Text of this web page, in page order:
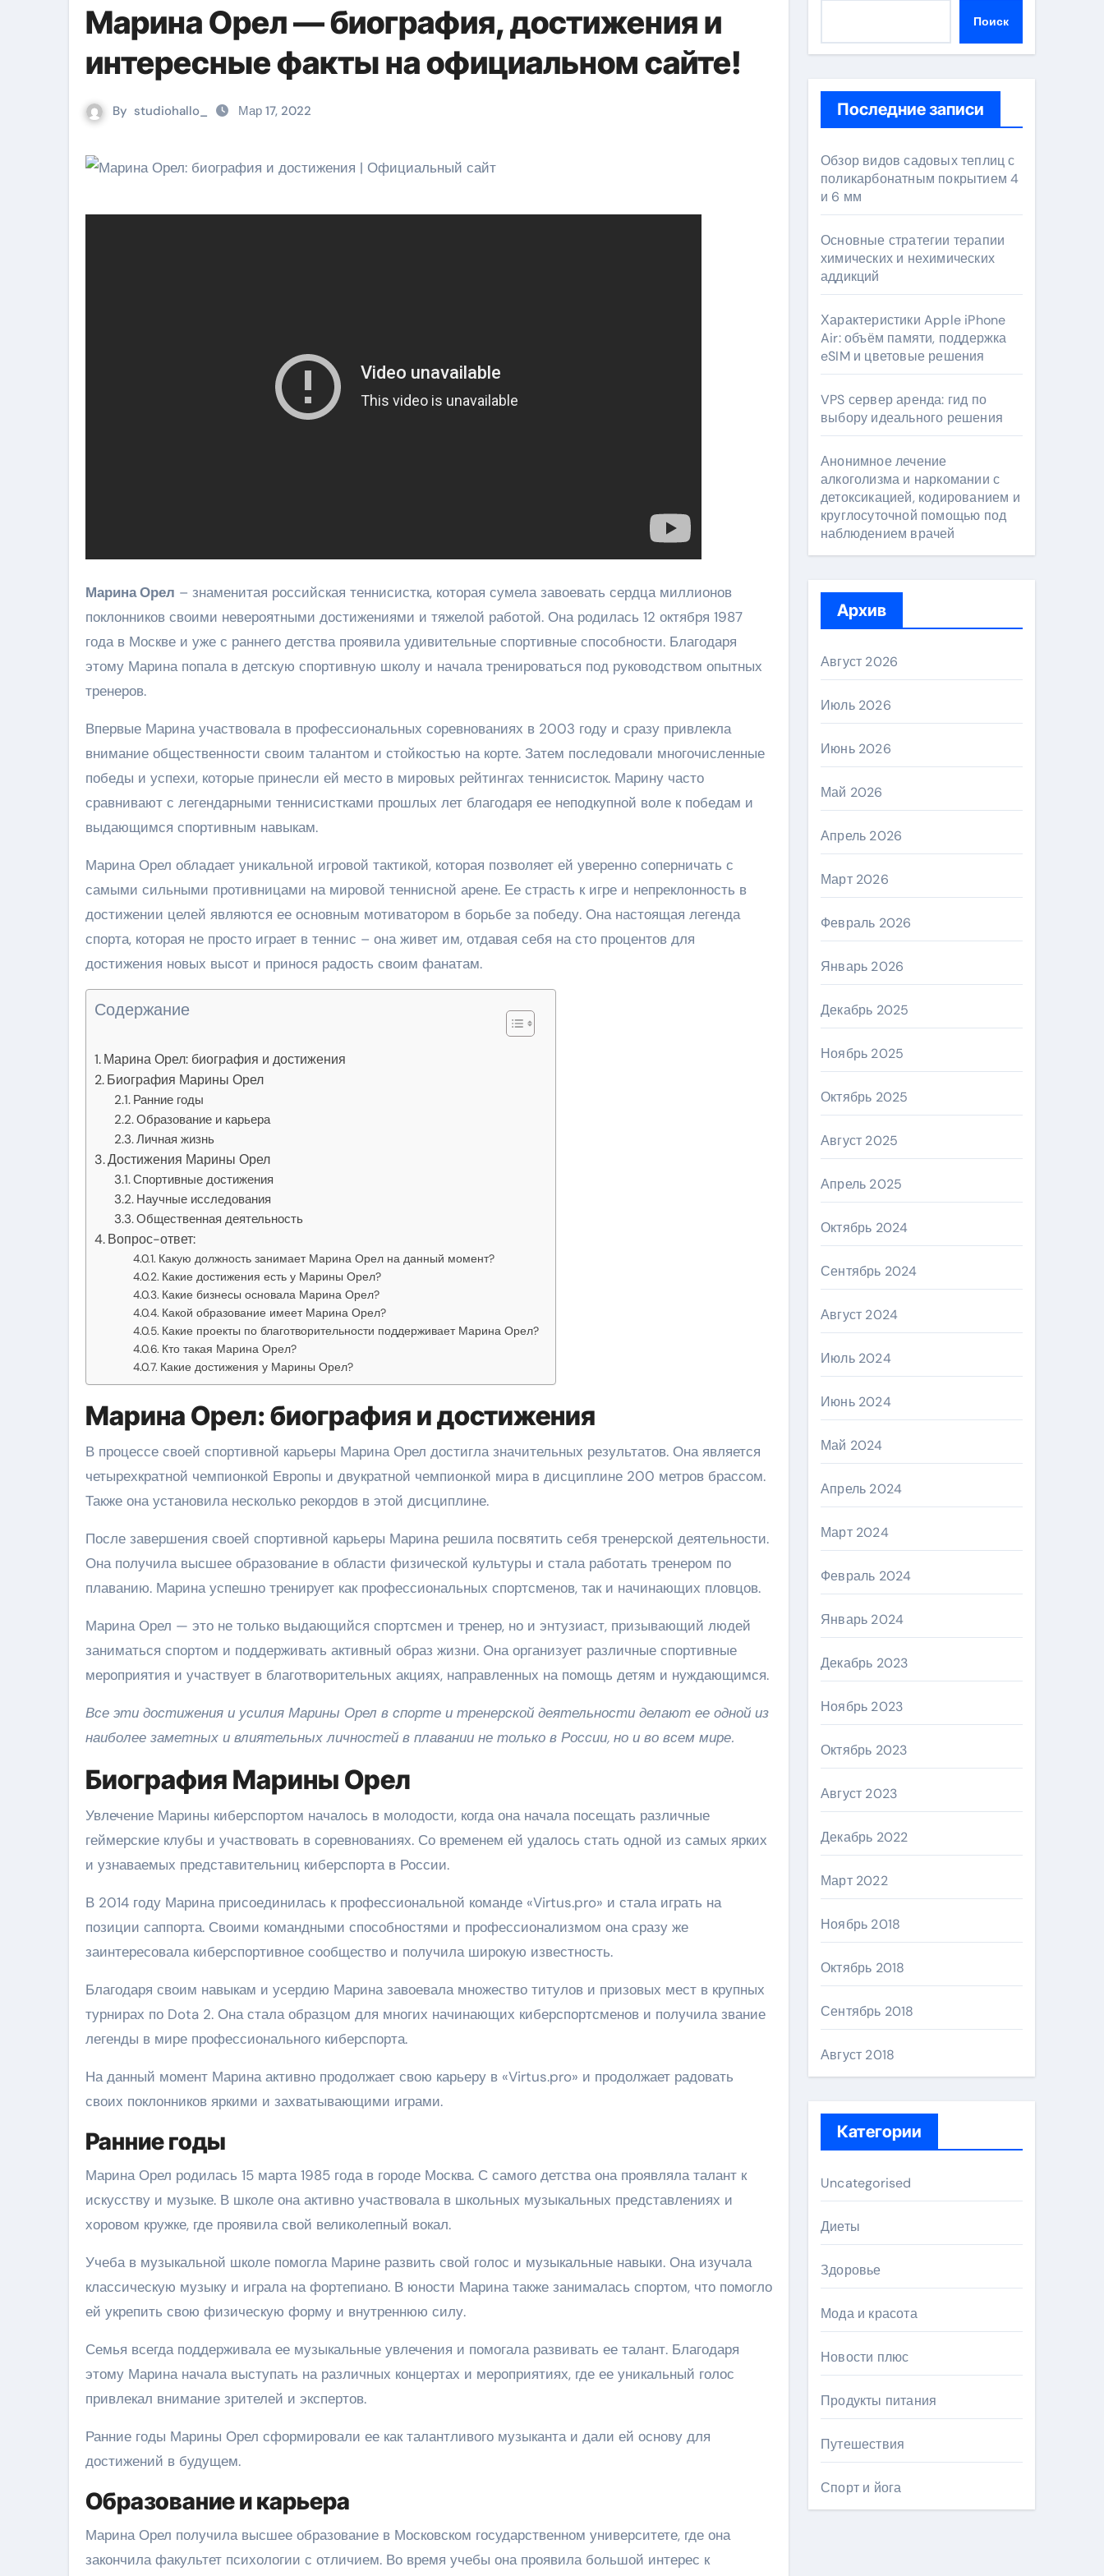
Марина Орел — биография, достижения и
интересные факты на официальном сайте!
By studiohallo_ Мар 17, 2022
Марина Орел – знаменитая российская теннисистка, которая сумела завоевать сердца миллионов
поклонников своими невероятными достижениями и тяжелой работой. Она родилась 12 октября 1987
года в Москве и уже с раннего детства проявила удивительные спортивные способности. Благодаря
этому Марина попала в детскую спортивную школу и начала тренироваться под руководством опытных
тренеров.
Впервые Марина участвовала в профессиональных соревнованиях в 2003 году и сразу привлекла
внимание общественности своим талантом и стойкостью на корте. Затем последовали многочисленные
победы и успехи, которые принесли ей место в мировых рейтингах теннисисток. Марину часто
сравнивают с легендарными теннисистками прошлых лет благодаря ее неподкупной воле к победам и
выдающимся спортивным навыкам.
Марина Орел обладает уникальной игровой тактикой, которая позволяет ей уверенно соперничать с
самыми сильными противницами на мировой теннисной арене. Ее страсть к игре и непреклонность в
достижении целей являются ее основным мотиватором в борьбе за победу. Она настоящая легенда
спорта, которая не просто играет в теннис – она живет им, отдавая себя на сто процентов для
достижения новых высот и принося радость своим фанатам.
Содержание
Марина Орел: биография и достижения
Биография Марины Орел
Ранние годы
Образование и карьера
Личная жизнь
Достижения Марины Орел
Спортивные достижения
Научные исследования
Общественная деятельность
Вопрос-ответ:
Какую должность занимает Марина Орел на данный момент?
Какие достижения есть у Марины Орел?
Какие бизнесы основала Марина Орел?
Какой образование имеет Марина Орел?
Какие проекты по благотворительности поддерживает Марина Орел?
Кто такая Марина Орел?
Какие достижения у Марины Орел?
Марина Орел: биография и достижения
В процессе своей спортивной карьеры Марина Орел достигла значительных результатов. Она является
четырехкратной чемпионкой Европы и двукратной чемпионкой мира в дисциплине 200 метров брассом.
Также она установила несколько рекордов в этой дисциплине.
После завершения своей спортивной карьеры Марина решила посвятить себя тренерской деятельности.
Она получила высшее образование в области физической культуры и стала работать тренером по
плаванию. Марина успешно тренирует как профессиональных спортсменов, так и начинающих пловцов.
Марина Орел — это не только выдающийся спортсмен и тренер, но и энтузиаст, призывающий людей
заниматься спортом и поддерживать активный образ жизни. Она организует различные спортивные
мероприятия и участвует в благотворительных акциях, направленных на помощь детям и нуждающимся.
Все эти достижения и усилия Марины Орел в спорте и тренерской деятельности делают ее одной из
наиболее заметных и влиятельных личностей в плавании не только в России, но и во всем мире.
Биография Марины Орел
Увлечение Марины киберспортом началось в молодости, когда она начала посещать различные
геймерские клубы и участвовать в соревнованиях. Со временем ей удалось стать одной из самых ярких
и узнаваемых представительниц киберспорта в России.
В 2014 году Марина присоединилась к профессиональной команде «Virtus.pro» и стала играть на
позиции саппорта. Своими командными способностями и профессионализмом она сразу же
заинтересовала киберспортивное сообщество и получила широкую известность.
Благодаря своим навыкам и усердию Марина завоевала множество титулов и призовых мест в крупных
турнирах по Dota 2. Она стала образцом для многих начинающих киберспортсменов и получила звание
легенды в мире профессионального киберспорта.
На данный момент Марина активно продолжает свою карьеру в «Virtus.pro» и продолжает радовать
своих поклонников яркими и захватывающими играми.
Ранние годы
Марина Орел родилась 15 марта 1985 года в городе Москва. С самого детства она проявляла талант к
искусству и музыке. В школе она активно участвовала в школьных музыкальных представлениях и
хоровом кружке, где проявила свой великолепный вокал.
Учеба в музыкальной школе помогла Марине развить свой голос и музыкальные навыки. Она изучала
классическую музыку и играла на фортепиано. В юности Марина также занималась спортом, что помогло
ей укрепить свою физическую форму и внутреннюю силу.
Семья всегда поддерживала ее музыкальные увлечения и помогала развивать ее талант. Благодаря
этому Марина начала выступать на различных концертах и мероприятиях, где ее уникальный голос
привлекал внимание зрителей и экспертов.
Ранние годы Марины Орел сформировали ее как талантливого музыканта и дали ей основу для
достижений в будущем.
Образование и карьера
Марина Орел получила высшее образование в Московском государственном университете, где она
закончила факультет психологии с отличием. Во время учебы она проявила большой интерес к
Поиск
Последние записи
Обзор видов садовых теплиц с
поликарбонатным покрытием 4
и 6 мм
Основные стратегии терапии
химических и нехимических
аддикций
Характеристики Apple iPhone
Air: объём памяти, поддержка
eSIM и цветовые решения
VPS сервер аренда: гид по
выбору идеального решения
Анонимное лечение
алкоголизма и наркомании с
детоксикацией, кодированием и
круглосуточной помощью под
наблюдением врачей
Архив
Август 2026
Июль 2026
Июнь 2026
Май 2026
Апрель 2026
Март 2026
Февраль 2026
Январь 2026
Декабрь 2025
Ноябрь 2025
Октябрь 2025
Август 2025
Апрель 2025
Октябрь 2024
Сентябрь 2024
Август 2024
Июль 2024
Июнь 2024
Май 2024
Апрель 2024
Март 2024
Февраль 2024
Январь 2024
Декабрь 2023
Ноябрь 2023
Октябрь 2023
Август 2023
Декабрь 2022
Март 2022
Ноябрь 2018
Октябрь 2018
Сентябрь 2018
Август 2018
Категории
Uncategorised
Диеты
Здоровье
Мода и красота
Новости плюс
Продукты питания
Путешествия
Спорт и йога